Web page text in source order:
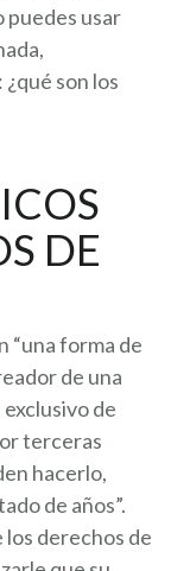
puedes usar
son los
DE
“una forma de
de una
de
terceras
hacerlo,
de años”.
los derechos de